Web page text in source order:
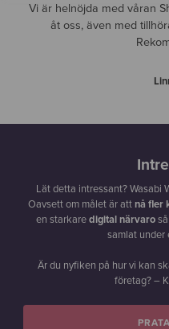
Vi är helnöjda med våran
åt oss, även med
Lät detta intressant? Wasabi
Oavsett om målet är attnå fler
en starkaredigital närvaro
samlat under
Är du nyfiken på hur vi kan
företag? –